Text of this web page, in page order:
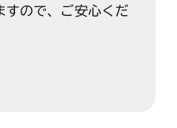
すので、ご安心くだ